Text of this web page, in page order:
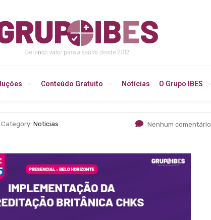
Conteúdo Gratuito Notícias O Grupo IBES
Category: Notícias Nenhum comentário